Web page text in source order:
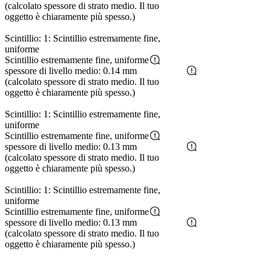
(calcolato spessore di strato medio. Il tuo
oggetto è chiaramente più spesso.)
Scintillio: 1: Scintillio estremamente fine,
uniforme
Scintillio estremamente fine, uniforme
spessore di livello medio: 0.14 mm
(calcolato spessore di strato medio. Il tuo
oggetto è chiaramente più spesso.)
Scintillio: 1: Scintillio estremamente fine,
uniforme
Scintillio estremamente fine, uniforme
spessore di livello medio: 0.13 mm
(calcolato spessore di strato medio. Il tuo
oggetto è chiaramente più spesso.)
Scintillio: 1: Scintillio estremamente fine,
uniforme
Scintillio estremamente fine, uniforme
spessore di livello medio: 0.13 mm
(calcolato spessore di strato medio. Il tuo
oggetto è chiaramente più spesso.)